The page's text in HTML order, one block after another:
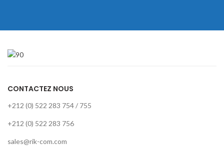
CONTACTEZ NOUS
+212 (0) 522 283 754 / 755
+212 (0) 522 283 756
sales@rik-com.com